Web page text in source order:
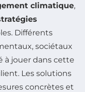
climatique,
Différents
sociétaux
à jouer dans cette
Les solutions
concrètes et